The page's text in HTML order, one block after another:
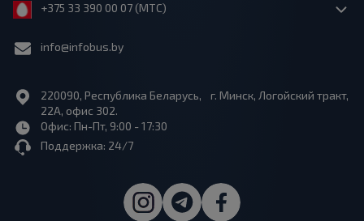
+375 33 390 00 07 (МТС)
info@infobus.by
220090, Республика Беларусь, г. Минск, Логойский тракт,
22А, офис 302.
Офис: Пн-Пт, 9:00 - 17:30
Поддержка: 24/7